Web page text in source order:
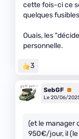
cette fois-ci ce
quelques
Ouais, les
personnelle.
3
SebGF
Le 20/06/
(et le manager
950€/jour, il